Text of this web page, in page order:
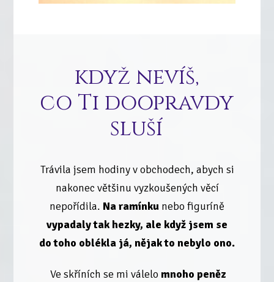
když nevíš,
co Ti doopravdy
sluší
Trávila jsem hodiny v obchodech, abych si
nakonec většinu vyzkoušených věcí
nepořídila. Na ramínku nebo figuríně
vypadaly tak hezky, ale když jsem se
do toho oblékla já, nějak to nebylo ono.
Ve skříních se mi válelo mnoho peněz